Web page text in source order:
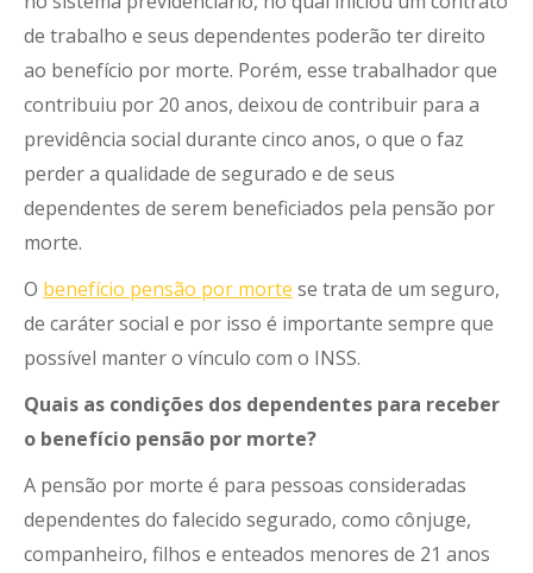
de trabalho e seus dependentes poderão ter direito
ao benefício por morte. Porém, esse trabalhador que
contribuiu por 20 anos, deixou de contribuir para a
previdência social durante cinco anos, o que o faz
perder a qualidade de segurado e de seus
dependentes de serem beneficiados pela pensão por
morte.
O benefício pensão por morte se trata de um seguro,
de caráter social e por isso é importante sempre que
possível manter o vínculo com o INSS.
Quais as condições dos dependentes para receber
o benefício pensão por morte?
A pensão por morte é para pessoas consideradas
dependentes do falecido segurado, como cônjuge,
companheiro, filhos e enteados menores de 21 anos